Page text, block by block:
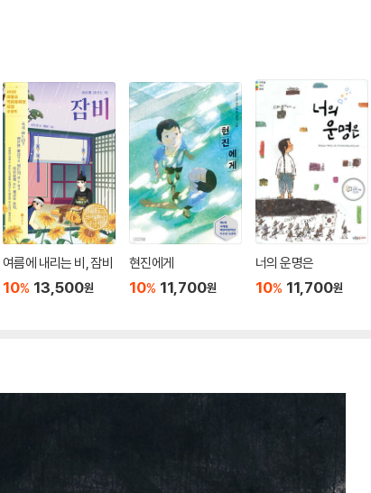
여름에 내리는 비, 잠비
10% 13,500원
현진에게
10% 11,700원
너의 운명은
10% 11,700원